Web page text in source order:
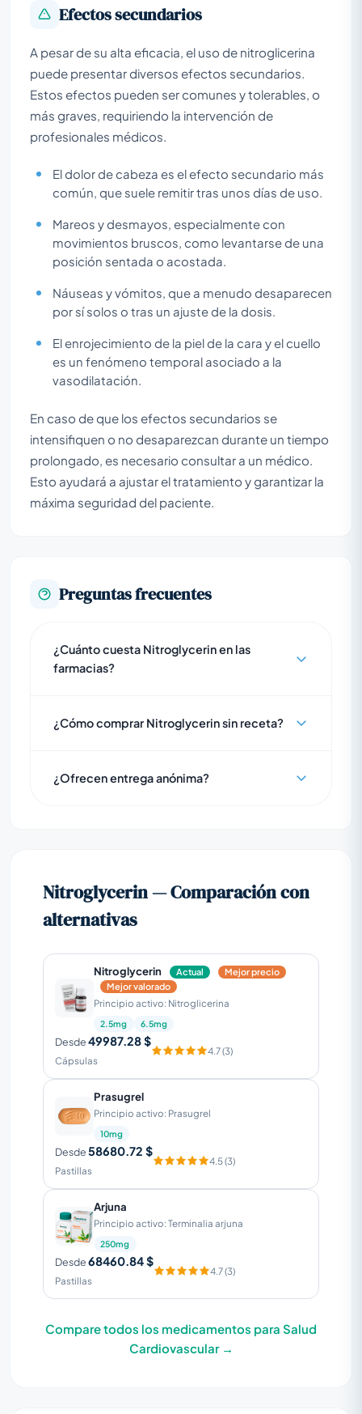
Efectos secundarios
A pesar de su alta eficacia, el uso de nitroglicerina
puede presentar diversos efectos secundarios.
Estos efectos pueden ser comunes y tolerables, o
más graves, requiriendo la intervención de
profesionales médicos.
El dolor de cabeza es el efecto secundario más
común, que suele remitir tras unos días de uso.
Mareos y desmayos, especialmente con
movimientos bruscos, como levantarse de una
posición sentada o acostada.
Náuseas y vómitos, que a menudo desaparecen
por sí solos o tras un ajuste de la dosis.
El enrojecimiento de la piel de la cara y el cuello
es un fenómeno temporal asociado a la
vasodilatación.
En caso de que los efectos secundarios se
intensifiquen o no desaparezcan durante un tiempo
prolongado, es necesario consultar a un médico.
Esto ayudará a ajustar el tratamiento y garantizar la
máxima seguridad del paciente.
Preguntas frecuentes
¿Cuánto cuesta Nitroglycerin en las
farmacias?
¿Cómo comprar Nitroglycerin sin receta?
¿Ofrecen entrega anónima?
Nitroglycerin — Comparación con
alternativas
Nitroglycerin Actual
Mejor precio
Mejor valorado
Principio activo: Nitroglicerina
2.5mg 6.5mg
Desde49987.28 $
Cápsulas
4.7 (3)
Prasugrel
Principio activo: Prasugrel
10mg
Desde58680.72 $
Pastillas
4.5 (3)
Arjuna
Principio activo: Terminalia arjuna
250mg
Desde68460.84 $
Pastillas
4.7 (3)
Compare todos los medicamentos para Salud
Cardiovascular →